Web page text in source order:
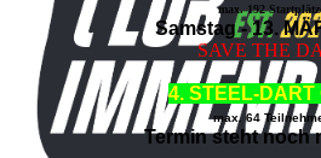
max. 192
Samstag - 13.
SAVE THE
4. STEEL-DART
max. 64
Termin steht noch